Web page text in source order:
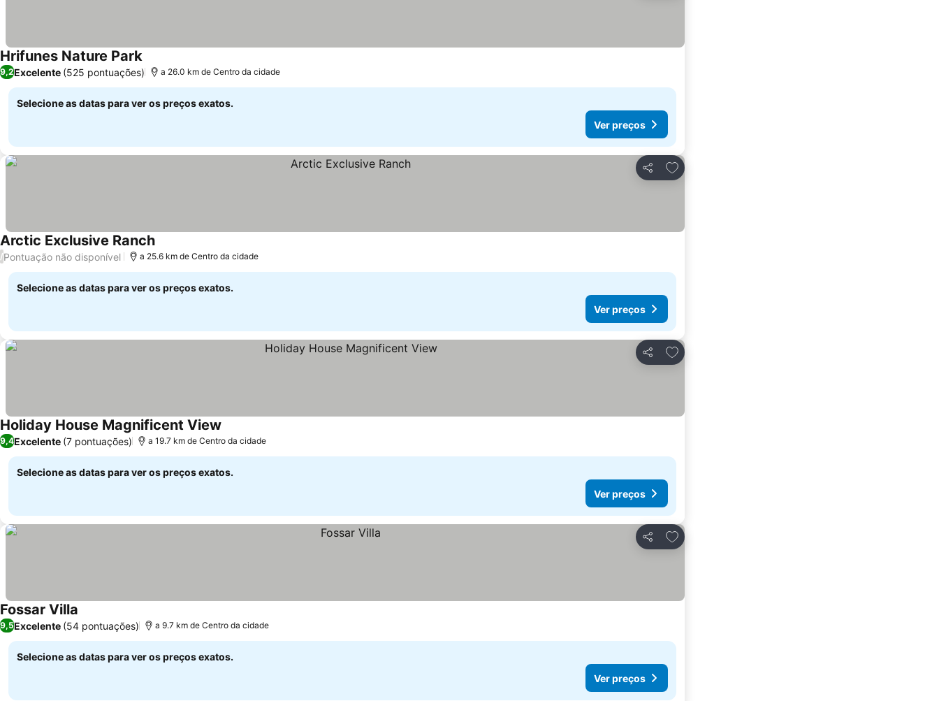
Hrifunes Nature Park
9,2Excelente (525 pontuações) a 26.0 km de Centro da cidade
Selecione as datas para ver os preços exatos.
Ver preços
Partilhar
Adicionar aos favoritos
Arctic Exclusive Ranch
/Pontuação não disponível a 25.6 km de Centro da cidade
Selecione as datas para ver os preços exatos.
Ver preços
Partilhar
Adicionar aos favoritos
Holiday House Magnificent View
9,4Excelente (7 pontuações) a 19.7 km de Centro da cidade
Selecione as datas para ver os preços exatos.
Ver preços
Partilhar
Adicionar aos favoritos
Fossar Villa
9,5Excelente (54 pontuações) a 9.7 km de Centro da cidade
Selecione as datas para ver os preços exatos.
Ver preços